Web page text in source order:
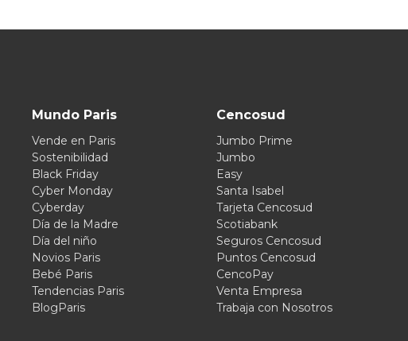
Mundo Paris
Vende en Paris
Sostenibilidad
Black Friday
Cyber Monday
Cyberday
Día de la Madre
Día del niño
Novios Paris
Bebé Paris
Tendencias Paris
BlogParis
Cencosud
Jumbo Prime
Jumbo
Easy
Santa Isabel
Tarjeta Cencosud
Scotiabank
Seguros Cencosud
Puntos Cencosud
CencoPay
Venta Empresa
Trabaja con Nosotros